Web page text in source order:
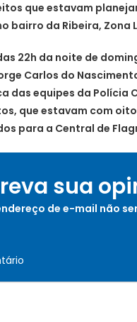
que estavam
bairro da Ribeira, Zona
22h da noite de
Carlos do
das equipes da Polícia
que estavam com
para a Central de
sua
de e-mail não